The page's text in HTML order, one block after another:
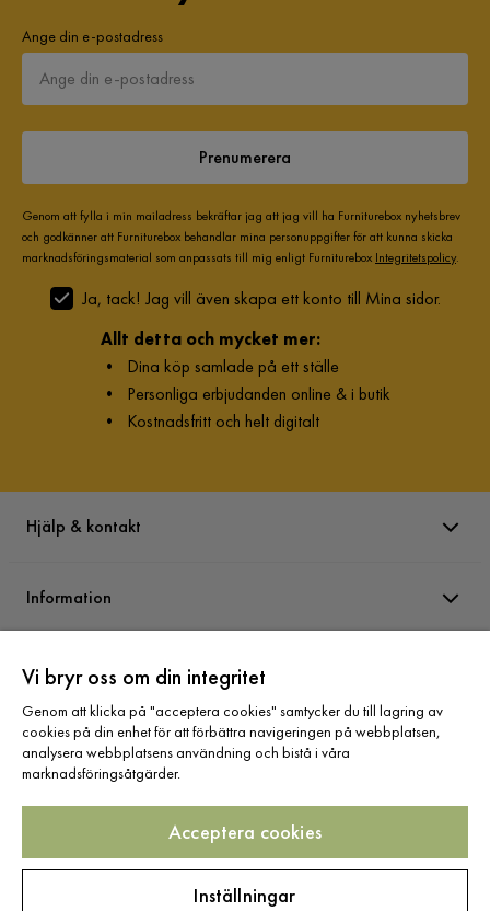
Ange din e-postadress
Prenumerera
Genom att fylla i min mailadress bekräftar jag att jag vill ha Furniturebox nyhetsbrev
och godkänner att Furniturebox behandlar mina personuppgifter för att kunna skicka
marknadsföringsmaterial som anpassats till mig enligt Furniturebox Integritetspolicy.
Ja, tack! Jag vill även skapa ett konto till Mina sidor.
Allt detta och mycket mer:
• Dina köp samlade på ett ställe
• Personliga erbjudanden online & i butik
• Kostnadsfritt och helt digitalt
Hjälp & kontakt
Information
Varumärken
Sortiment
Följ oss
Vi bryr oss om din integritet
Genom att klicka på "acceptera cookies" samtycker du till lagring av
cookies på din enhet för att förbättra navigeringen på webbplatsen,
analysera webbplatsens användning och bistå i våra
marknadsföringsåtgärder.
Acceptera cookies
Inställningar